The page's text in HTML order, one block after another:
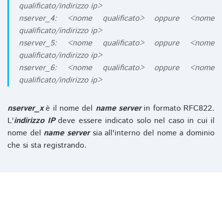
qualificato/indirizzo ip>
nserver_4: <nome qualificato> oppure <nome
qualificato/indirizzo ip>
nserver_5: <nome qualificato> oppure <nome
qualificato/indirizzo ip>
nserver_6: <nome qualificato> oppure <nome
qualificato/indirizzo ip>
nserver_xè il nome del name serverin formato RFC822.
L'indirizzo IPdeve essere indicato solo nel caso in cui il
nome del name serversia all'interno del nome a dominio
che si sta registrando.